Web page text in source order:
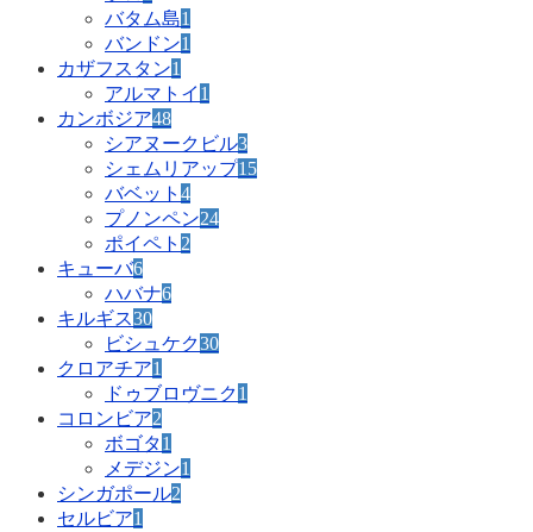
バタム島1
バンドン1
カザフスタン1
アルマトイ 1
カンボジア48
シアヌークビル3
シェムリアップ15
バベット 4
プノンペン24
ポイペト 2
キューバ6
ハバナ6
キルギス30
ビシュケク30
クロアチア1
ドゥブロヴニク1
コロンビア2
ボゴタ1
メデジン1
シンガポール2
セルビア1